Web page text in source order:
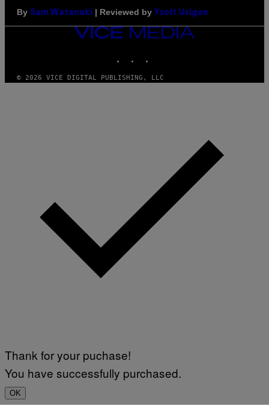
By Sam Watanuki | Reviewed by Ysolt Usigan
VICE
MEDIA
© 2026 VICE DIGITAL PUBLISHING, LLC
Thank for your puchase!
You have successfully purchased.
OK